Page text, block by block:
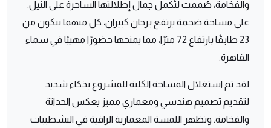
والفخامة، صُممت لتُكمل جمال إطلالتها الساحرة على النيل.
على مساحة ضخمة يرتفع برجان كبيران، كل منهما يتكون من
23 طابقًا بارتفاع 72 مترًا، مما يمنحها حضورًا مهيبًا في سماء
القاهرة.
لقد تم استغلال المساحة الكلية للمشروع بذكاء شديد
لتقديم تصميم هندسي ومعماري مميز يعكس الحداثة
والفخامة. وتظهر اللمسة المعمارية الراقية في التشطيبات